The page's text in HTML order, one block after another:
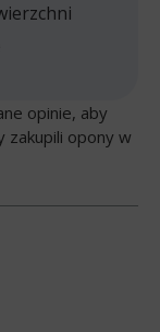
opinie, aby
zakupili opony w